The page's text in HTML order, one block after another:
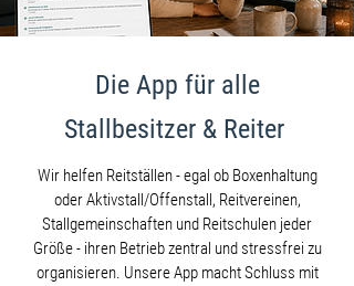
Die App für alle
Stallbesitzer & Reiter
Wir helfen Reitställen - egal ob Boxenhaltung
oder Aktivstall/Offenstall, Reitvereinen,
Stallgemeinschaften und Reitschulen jeder
Größe - ihren Betrieb zentral und stressfrei zu
organisieren. Unsere App macht Schluss mit